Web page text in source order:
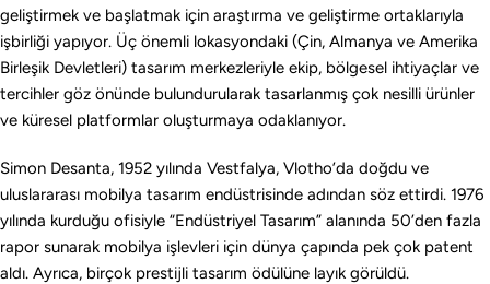
geliştirmek ve başlatmak için araştırma ve geliştirme ortaklarıyla
işbirliği yapıyor. Üç önemli lokasyondaki (Çin, Almanya ve Amerika
Birleşik Devletleri) tasarım merkezleriyle ekip, bölgesel ihtiyaçlar ve
tercihler göz önünde bulundurularak tasarlanmış çok nesilli ürünler
ve küresel platformlar oluşturmaya odaklanıyor.
Simon Desanta, 1952 yılında Vestfalya, Vlotho’da doğdu ve
uluslararası mobilya tasarım endüstrisinde adından söz ettirdi. 1976
yılında kurduğu ofisiyle “Endüstriyel Tasarım” alanında 50’den fazla
rapor sunarak mobilya işlevleri için dünya çapında pek çok patent
aldı. Ayrıca, birçok prestijli tasarım ödülüne layık görüldü.